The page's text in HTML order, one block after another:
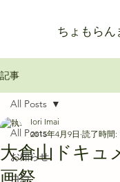
ちょもらん
記事
All Posts
お知らせ
All Posts
大倉山ドキュ
Iori Imai
2015年4月9日 読了時間: